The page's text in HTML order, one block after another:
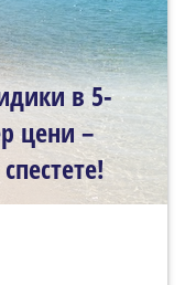
в 5-
цени –